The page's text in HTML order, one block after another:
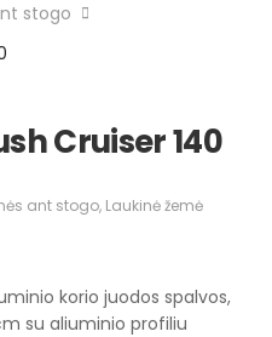
stogo
Cruiser 140
ant stogo, Laukinė žemė
korio juodos spalvos,
su aliuminio profiliu